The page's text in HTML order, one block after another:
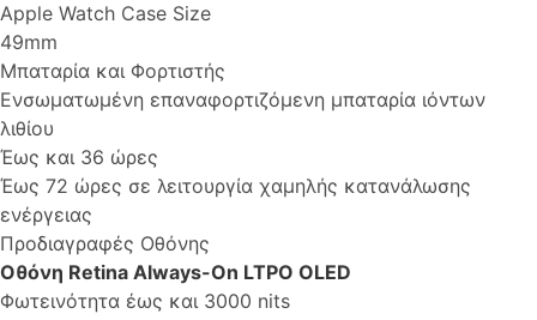
Apple Watch Case Size
49mm
Μπαταρία και Φορτιστής
Ενσωματωμένη επαναφορτιζόμενη μπαταρία ιόντων
λιθίου
Έως και 36 ώρες
Έως 72 ώρες σε λειτουργία χαμηλής κατανάλωσης
ενέργειας
Προδιαγραφές Οθόνης
Οθόνη Retina Always-On LTPO OLED
Φωτεινότητα έως και 3000 nits